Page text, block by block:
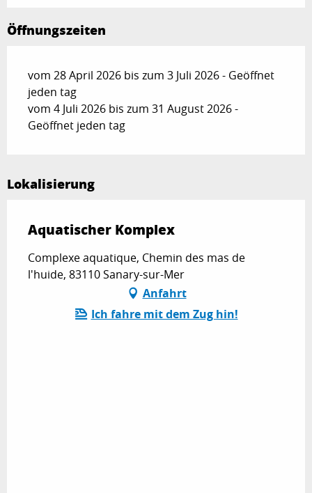
Öffnungszeiten
vom 28 April 2026 bis zum 3 Juli 2026 - Geöffnet
jeden tag
vom 4 Juli 2026 bis zum 31 August 2026 -
Geöffnet jeden tag
Lokalisierung
Aquatischer Komplex
Complexe aquatique, Chemin des mas de
l'huide, 83110 Sanary-sur-Mer
Anfahrt
Ich fahre mit dem Zug hin!